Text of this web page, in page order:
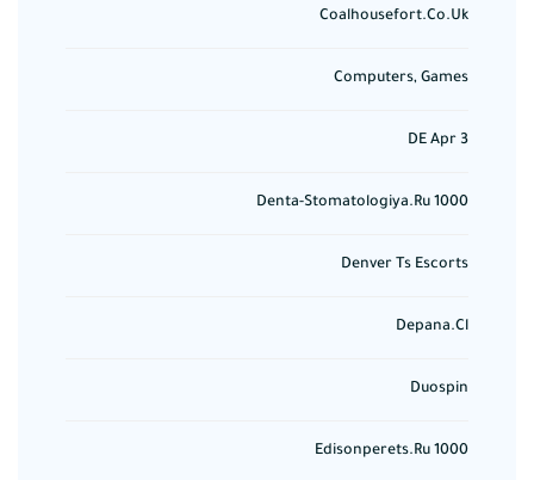
Coalhousefort.co.uk
Computers, Games
DE Apr 3
Denta-Stomatologiya.ru 1000
Denver Ts Escorts
Depana.cl
Duospin
Edisonperets.ru 1000